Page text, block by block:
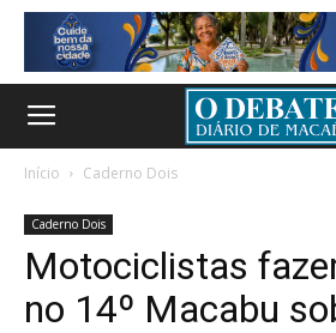
Início Caderno Dois
Caderno Dois
Motociclistas
no 14º Macabu